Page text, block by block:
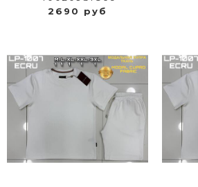
2690 руб